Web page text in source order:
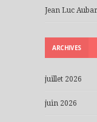
Jean Luc
ARCHIVES
juillet 2026
juin 2026